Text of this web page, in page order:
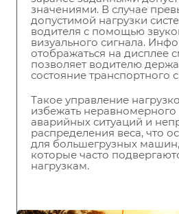
значениями. В случае
допустимой нагрузки
водителя с помощью
визуального сигнала.
отображаться на дисплее
позволяет водителю
состояние транспортного
Такое управление
избежать
аварийных ситуаций и
распределения веса, что
для большегрузных
которые часто
нагрузкам.